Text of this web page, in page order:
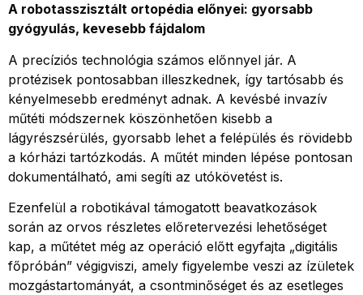
A robotasszisztált ortopédia előnyei: gyorsabb
gyógyulás, kevesebb fájdalom
A precíziós technológia számos előnnyel jár. A
protézisek pontosabban illeszkednek, így tartósabb és
kényelmesebb eredményt adnak. A kevésbé invazív
műtéti módszernek köszönhetően kisebb a
lágyrészsérülés, gyorsabb lehet a felépülés és rövidebb
a kórházi tartózkodás. A műtét minden lépése pontosan
dokumentálható, ami segíti az utókövetést is.
Ezenfelül a robotikával támogatott beavatkozások
során az orvos részletes előretervezési lehetőséget
kap, a műtétet még az operáció előtt egyfajta „digitális
főpróbán” végigviszi, amely figyelembe veszi az ízületek
mozgástartományát, a csontminőséget és az esetleges